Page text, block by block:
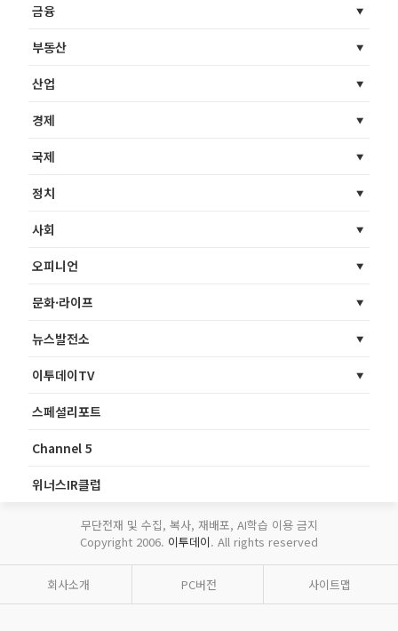
금융
부동산
산업
경제
국제
정치
사회
오피니언
문화·라이프
뉴스발전소
이투데이TV
스페셜리포트
Channel 5
위너스IR클럽
무단전재 및 수집, 복사, 재배포, AI학습 이용 금지
Copyright 2006. 이투데이. All rights reserved
회사소개 PC버전 사이트맵